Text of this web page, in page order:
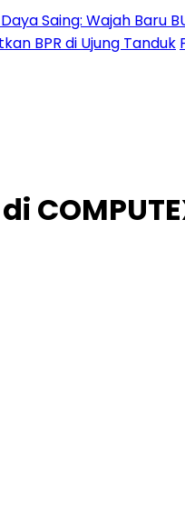
Saing: Wajah Baru
BPR di Ujung Tanduk